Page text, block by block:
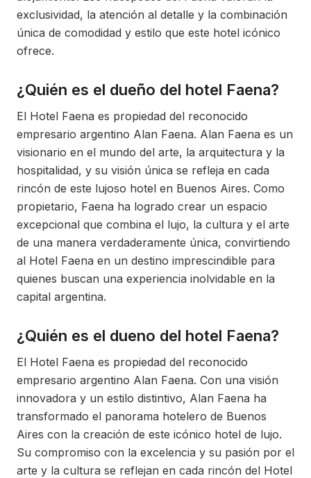
exclusividad, la atención al detalle y la combinación
única de comodidad y estilo que este hotel icónico
ofrece.
¿Quién es el dueño del hotel Faena?
El Hotel Faena es propiedad del reconocido
empresario argentino Alan Faena. Alan Faena es un
visionario en el mundo del arte, la arquitectura y la
hospitalidad, y su visión única se refleja en cada
rincón de este lujoso hotel en Buenos Aires. Como
propietario, Faena ha logrado crear un espacio
excepcional que combina el lujo, la cultura y el arte
de una manera verdaderamente única, convirtiendo
al Hotel Faena en un destino imprescindible para
quienes buscan una experiencia inolvidable en la
capital argentina.
¿Quién es el dueno del hotel Faena?
El Hotel Faena es propiedad del reconocido
empresario argentino Alan Faena. Con una visión
innovadora y un estilo distintivo, Alan Faena ha
transformado el panorama hotelero de Buenos
Aires con la creación de este icónico hotel de lujo.
Su compromiso con la excelencia y su pasión por el
arte y la cultura se reflejan en cada rincón del Hotel